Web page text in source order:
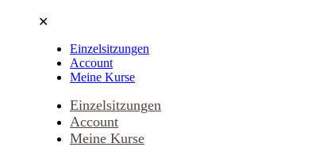
✕
Einzelsitzungen
Account
Meine Kurse
Einzelsitzungen
Account
Meine Kurse